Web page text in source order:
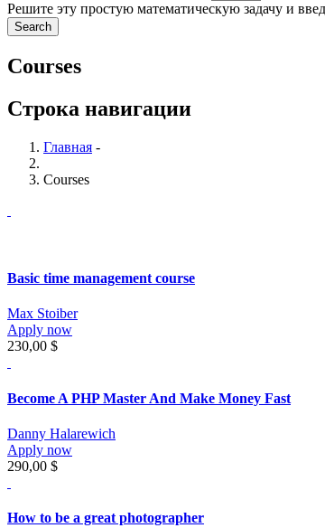
Решите эту простую математическую задачу и
Courses
Строка навигации
Главная -
Courses
Basic time management course
Max Stoiber
Apply now
230,00 $
Become A PHP Master And Make Money Fast
Danny Halarewich
Apply now
290,00 $
How to be a great photographer